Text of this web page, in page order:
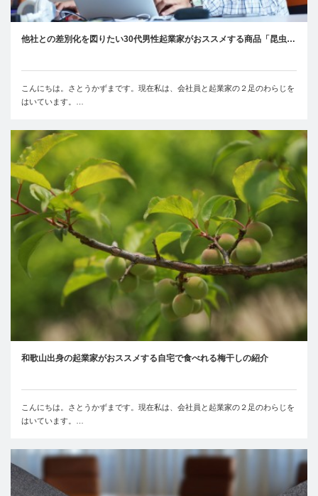
他社との差別化を図りたい30代男性起業家がおススメする商品「昆虫…
こんにちは。さとうかずまです。現在私は、会社員と起業家の２足のわらじを
はいています。…
和歌山出身の起業家がおススメする自宅で食べれる梅干しの紹介
こんにちは。さとうかずまです。現在私は、会社員と起業家の２足のわらじを
はいています。…